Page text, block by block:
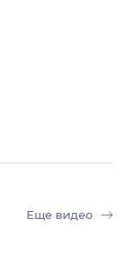
Еще видео